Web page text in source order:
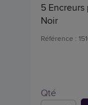
5
Noir
Référence :
Qté